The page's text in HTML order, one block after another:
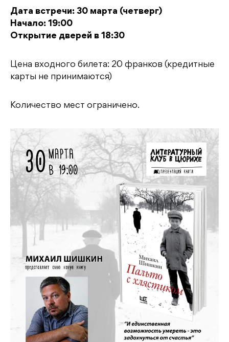
Дата встречи: 30 марта (четверг)
Начало: 19:00
Открытие дверей в 18:30
Цена входного билета: 20 франков (кредитные
карты не принимаются)
Количество мест ограничено.